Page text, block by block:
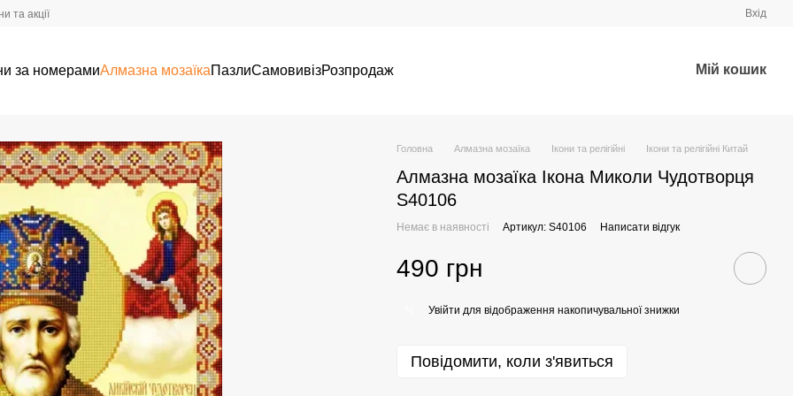
та акції Вхід
за номерамиАлмазна мозаїкаПазлиСамовивізРозпродаж Мій кошик
Головна Алмазна мозаїка Ікони та релігійні Ікони та релігійні Китай
Алмазна мозаїка Ікона Миколи Чудотворця
S40106
Немає в наявності Артикул: S40106 Написати відгук
490 грн
Увійти для відображення накопичувальної знижки
Повідомити, коли з'явиться